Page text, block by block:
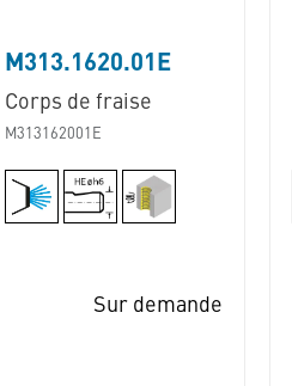
M313.1620.01E
Corps de fraise
M313162001E
Sur demande